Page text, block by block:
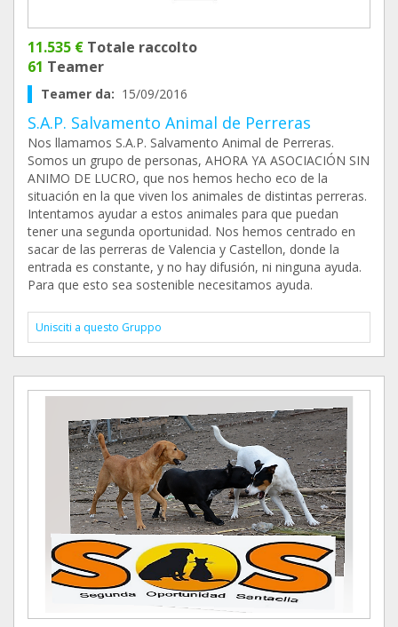
11.535 € Totale raccolto
61 Teamer
Teamer da: 15/09/2016
S.A.P. Salvamento Animal de Perreras
Nos llamamos S.A.P. Salvamento Animal de Perreras.
Somos un grupo de personas, AHORA YA ASOCIACIÓN SIN
ANIMO DE LUCRO, que nos hemos hecho eco de la
situación en la que viven los animales de distintas perreras.
Intentamos ayudar a estos animales para que puedan
tener una segunda oportunidad. Nos hemos centrado en
sacar de las perreras de Valencia y Castellon, donde la
entrada es constante, y no hay difusión, ni ninguna ayuda.
Para que esto sea sostenible necesitamos ayuda.
Unisciti a questo Gruppo